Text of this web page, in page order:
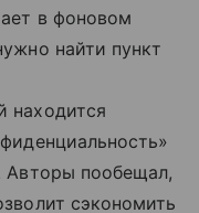
в фоновом
найти пункт
находится
Авторы пообещал,
сэкономить